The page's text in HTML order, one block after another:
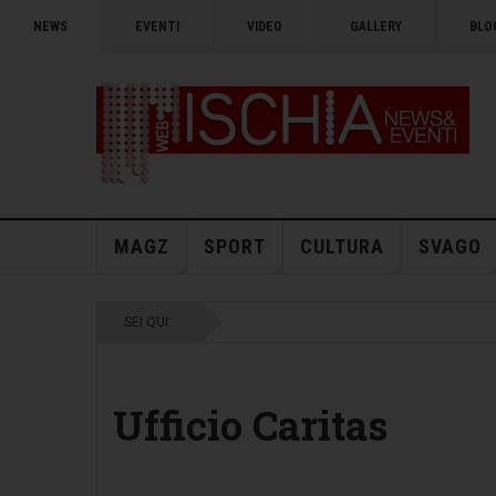
NEWS EVENTI VIDEO GALLERY
MAGZ SPORT CULTURA SVAGO
SEI QUI:
Ufficio Caritas